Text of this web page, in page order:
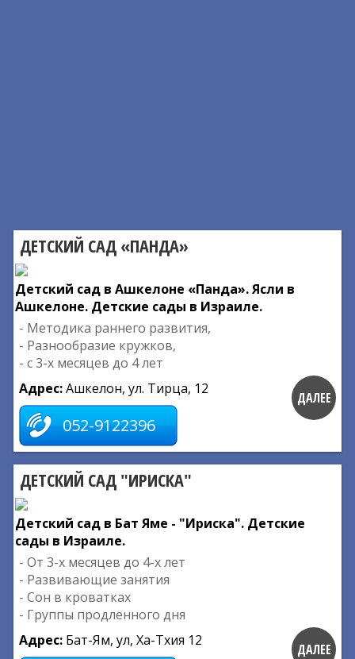
ДЕТСКИЙ САД «ПАНДА»
Детский сад в Ашкелоне «Панда». Ясли в
Ашкелоне. Детские сады в Израиле.
- Методика раннего развития,
- Разнообразие кружков,
- с 3-х месяцев до 4 лет
Адрес:Ашкелон, ул. Тирца, 12
052-9122396
ДАЛЕЕ
ДЕТСКИЙ САД "ИРИСКА"
Детский сад в Бат Яме - "Ириска". Детские
сады в Израиле.
- От 3-х месяцев до 4-х лет
- Развивающие занятия
- Сон в кроватках
- Группы продленного дня
Адрес: Бат-Ям, ул, Ха-Тхия 12
ДАЛЕЕ